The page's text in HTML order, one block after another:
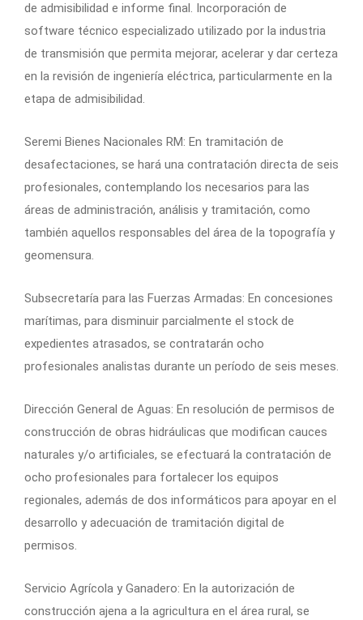
de admisibilidad e informe final. Incorporación de
software técnico especializado utilizado por la industria
de transmisión que permita mejorar, acelerar y dar certeza
en la revisión de ingeniería eléctrica, particularmente en la
etapa de admisibilidad.
Seremi Bienes Nacionales RM: En tramitación de
desafectaciones, se hará una contratación directa de seis
profesionales, contemplando los necesarios para las
áreas de administración, análisis y tramitación, como
también aquellos responsables del área de la topografía y
geomensura.
Subsecretaría para las Fuerzas Armadas: En concesiones
marítimas, para disminuir parcialmente el stock de
expedientes atrasados, se contratarán ocho
profesionales analistas durante un período de seis meses.
Dirección General de Aguas: En resolución de permisos de
construcción de obras hidráulicas que modifican cauces
naturales y/o artificiales, se efectuará la contratación de
ocho profesionales para fortalecer los equipos
regionales, además de dos informáticos para apoyar en el
desarrollo y adecuación de tramitación digital de
permisos.
Servicio Agrícola y Ganadero: En la autorización de
construcción ajena a la agricultura en el área rural, se